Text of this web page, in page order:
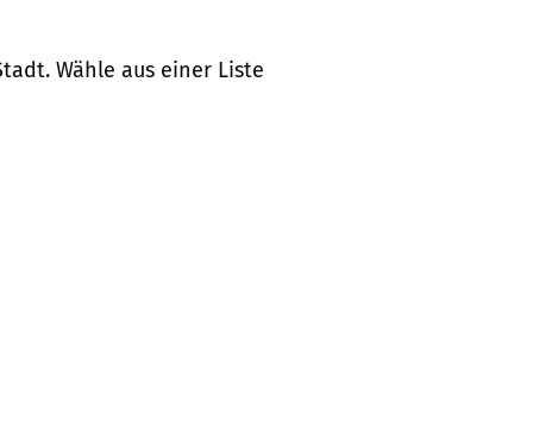
Wähle aus einer Liste